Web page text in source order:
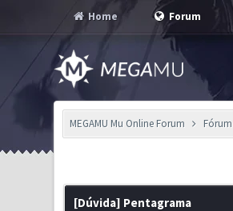
Home Forum
MEGAMU Mu Online Forum Fórum
[Dúvida] Pentagrama